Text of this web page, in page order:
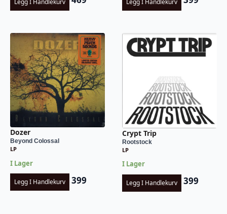
Dozer
Beyond Colossal
LP
I Lager
Legg I Handlekurv 399
Crypt Trip
Rootstock
LP
I Lager
Legg I Handlekurv 399